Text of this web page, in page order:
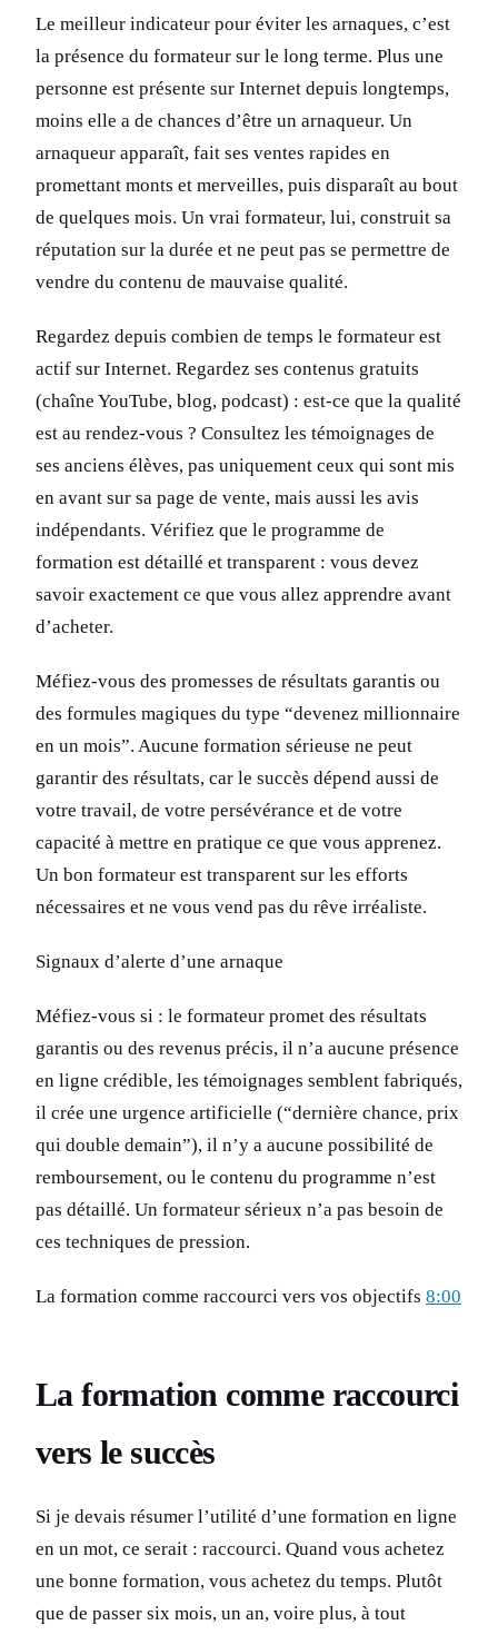
Le meilleur indicateur pour éviter les arnaques, c’est
la présence du formateur sur le long terme. Plus une
personne est présente sur Internet depuis longtemps,
moins elle a de chances d’être un arnaqueur. Un
arnaqueur apparaît, fait ses ventes rapides en
promettant monts et merveilles, puis disparaît au bout
de quelques mois. Un vrai formateur, lui, construit sa
réputation sur la durée et ne peut pas se permettre de
vendre du contenu de mauvaise qualité.
Regardez depuis combien de temps le formateur est
actif sur Internet. Regardez ses contenus gratuits
(chaîne YouTube, blog, podcast) : est-ce que la qualité
est au rendez-vous ? Consultez les témoignages de
ses anciens élèves, pas uniquement ceux qui sont mis
en avant sur sa page de vente, mais aussi les avis
indépendants. Vérifiez que le programme de
formation est détaillé et transparent : vous devez
savoir exactement ce que vous allez apprendre avant
d’acheter.
Méfiez-vous des promesses de résultats garantis ou
des formules magiques du type “devenez millionnaire
en un mois”. Aucune formation sérieuse ne peut
garantir des résultats, car le succès dépend aussi de
votre travail, de votre persévérance et de votre
capacité à mettre en pratique ce que vous apprenez.
Un bon formateur est transparent sur les efforts
nécessaires et ne vous vend pas du rêve irréaliste.
Signaux d’alerte d’une arnaque
Méfiez-vous si : le formateur promet des résultats
garantis ou des revenus précis, il n’a aucune présence
en ligne crédible, les témoignages semblent fabriqués,
il crée une urgence artificielle (“dernière chance, prix
qui double demain”), il n’y a aucune possibilité de
remboursement, ou le contenu du programme n’est
pas détaillé. Un formateur sérieux n’a pas besoin de
ces techniques de pression.
La formation comme raccourci vers vos objectifs 8:00
La formation comme raccourci
vers le succès
Si je devais résumer l’utilité d’une formation en ligne
en un mot, ce serait : raccourci. Quand vous achetez
une bonne formation, vous achetez du temps. Plutôt
que de passer six mois, un an, voire plus, à tout